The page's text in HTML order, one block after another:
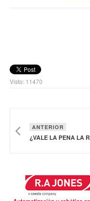
Visto: 11470
ANTERIOR